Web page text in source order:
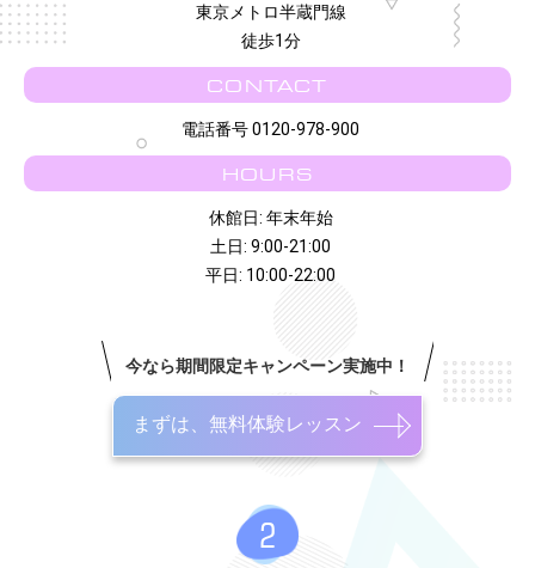
東京メトロ半蔵門線
徒歩1分
CONTACT
電話番号 0120-978-900
HOURS
休館日: 年末年始
土日: 9:00-21:00
平日: 10:00-22:00
今なら期間限定キャンペーン実施中！
まずは、無料体験レッスン